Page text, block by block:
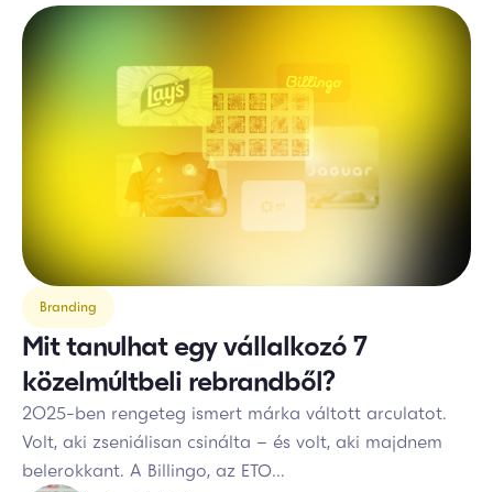
Branding
Mit tanulhat egy vállalkozó 7
közelmúltbeli rebrandből?
2025-ben rengeteg ismert márka váltott arculatot.
Volt, aki zseniálisan csinálta – és volt, aki majdnem
belerokkant. A Billingo, az ETO...